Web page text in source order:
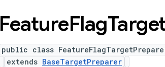
FeatureFlag
public class
extends BaseTargetPreparer